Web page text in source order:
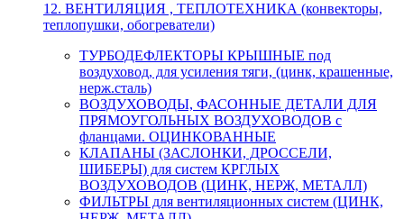
12. ВЕНТИЛЯЦИЯ , ТЕПЛОТЕХНИКА (конвекторы,
теплопушки, обогреватели)
ТУРБОДЕФЛЕКТОРЫ КРЫШНЫЕ под
воздуховод, для усиления тяги, (цинк, крашенные,
нерж.сталь)
ВОЗДУХОВОДЫ, ФАСОННЫЕ ДЕТАЛИ ДЛЯ
ПРЯМОУГОЛЬНЫХ ВОЗДУХОВОДОВ с
фланцами. ОЦИНКОВАННЫЕ
КЛАПАНЫ (ЗАСЛОНКИ, ДРОССЕЛИ,
ШИБЕРЫ) для систем КРГЛЫХ
ВОЗДУХОВОДОВ (ЦИНК, НЕРЖ, МЕТАЛЛ)
ФИЛЬТРЫ для вентиляционных систем (ЦИНК,